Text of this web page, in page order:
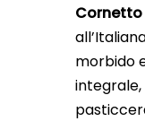
Cornetto
morbido